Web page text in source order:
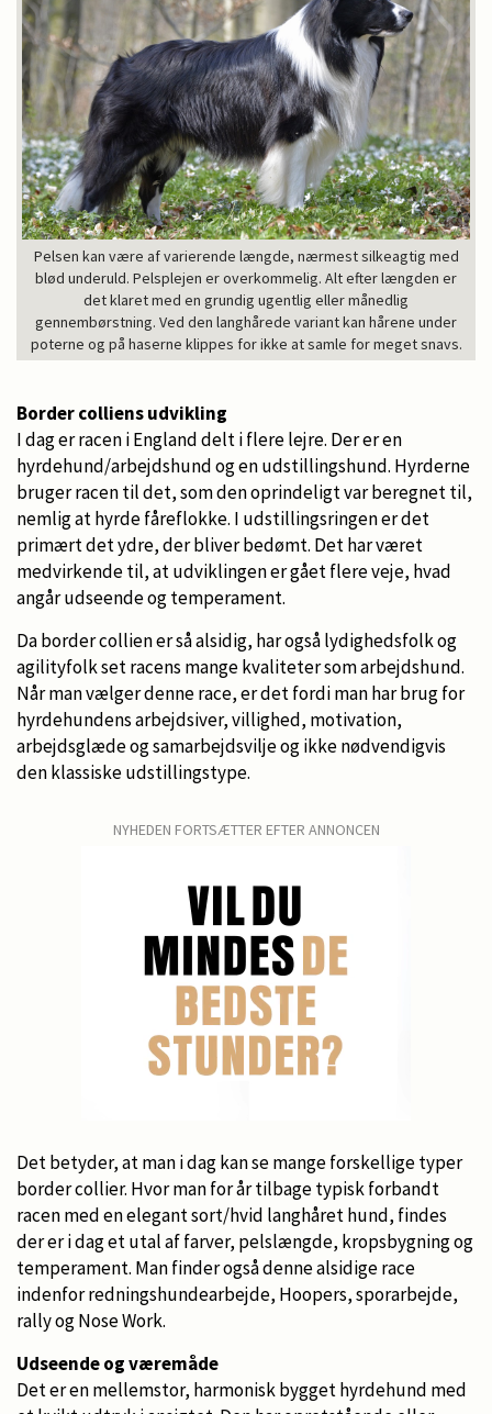
Pelsen kan være af varierende længde, nærmest silkeagtig med
blød underuld. Pelsplejen er overkommelig. Alt efter længden er
det klaret med en grundig ugentlig eller månedlig
gennembørstning. Ved den langhårede variant kan hårene under
poterne og på haserne klippes for ikke at samle for meget snavs.
Border colliens udvikling
I dag er racen i England delt i flere lejre. Der er en
hyrdehund/arbejdshund og en udstillingshund. Hyrderne
bruger racen til det, som den oprindeligt var beregnet til,
nemlig at hyrde fåreflokke. I udstillingsringen er det
primært det ydre, der bliver bedømt. Det har været
medvirkende til, at udviklingen er gået flere veje, hvad
angår udseende og temperament.
Da border collien er så alsidig, har også lydighedsfolk og
agilityfolk set racens mange kvaliteter som arbejdshund.
Når man vælger denne race, er det fordi man har brug for
hyrdehundens arbejdsiver, villighed, motivation,
arbejdsglæde og samarbejdsvilje og ikke nødvendigvis
den klassiske udstillingstype.
NYHEDEN FORTSÆTTER EFTER ANNONCEN
Det betyder, at man i dag kan se mange forskellige typer
border collier. Hvor man for år tilbage typisk forbandt
racen med en elegant sort/hvid langhåret hund, findes
der er i dag et utal af farver, pelslængde, kropsbygning og
temperament. Man finder også denne alsidige race
indenfor redningshundearbejde, Hoopers, sporarbejde,
rally og Nose Work.
Udseende og væremåde
Det er en mellemstor, harmonisk bygget hyrdehund med